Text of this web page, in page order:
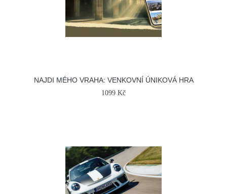
NAJDI MÉHO VRAHA: VENKOVNÍ ÚNIKOVÁ HRA
1099 Kč